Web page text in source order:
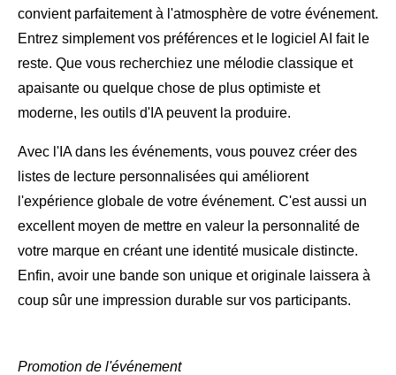
convient parfaitement à l'atmosphère de votre événement.
Entrez simplement vos préférences et le logiciel AI fait le
reste. Que vous recherchiez une mélodie classique et
apaisante ou quelque chose de plus optimiste et
moderne, les outils d'IA peuvent la produire.
Avec l'IA dans les événements, vous pouvez créer des
listes de lecture personnalisées qui améliorent
l'expérience globale de votre événement. C'est aussi un
excellent moyen de mettre en valeur la personnalité de
votre marque en créant une identité musicale distincte.
Enfin, avoir une bande son unique et originale laissera à
coup sûr une impression durable sur vos participants.
Promotion de l'événement